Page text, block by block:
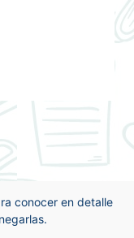
conocer en detalle